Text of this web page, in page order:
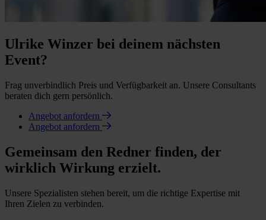
Ulrike Winzer bei deinem nächsten
Event?
Frag unverbindlich Preis und Verfügbarkeit an. Unsere Consultants
beraten dich gern persönlich.
Angebot anfordern
Angebot anfordern
Gemeinsam den Redner finden, der
wirklich Wirkung erzielt.
Unsere Spezialisten stehen bereit, um die richtige Expertise mit
Ihren Zielen zu verbinden.